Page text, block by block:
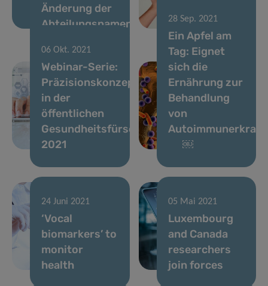
Änderung der
Abteilungsnamen
gestartet
06 Okt. 2021
Webinar-Serie:
Präzisionskonzepte
in der
öffentlichen
Gesundheitsfürsorge
2021
28 Sep. 2021
Ein Apfel am
Tag: Eignet
sich die
Ernährung zur
Behandlung
von
￼
24 Juni 2021
‘Vocal
biomarkers’ to
monitor
health
05 Mai 2021
Luxembourg
and Canada
researchers
join forces